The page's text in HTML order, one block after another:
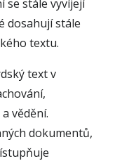
se stále vyvíjejí
dosahují stále
textu.
text v
vědění.
dokumentů,